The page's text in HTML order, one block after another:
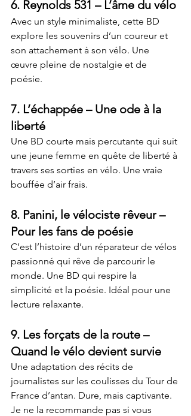
6. Reynolds 531 – L’âme du vélo
Avec un style minimaliste, cette BD
explore les souvenirs d’un coureur et
son attachement à son vélo. Une
œuvre pleine de nostalgie et de
poésie.
7. L’échappée – Une ode à la
liberté
Une BD courte mais percutante qui suit
une jeune femme en quête de liberté à
travers ses sorties en vélo. Une vraie
bouffée d’air frais.
8. Panini, le vélociste rêveur –
Pour les fans de poésie
C’est l’histoire d’un réparateur de vélos
passionné qui rêve de parcourir le
monde. Une BD qui respire la
simplicité et la poésie. Idéal pour une
lecture relaxante.
9. Les forçats de la route –
Quand le vélo devient survie
Une adaptation des récits de
journalistes sur les coulisses du Tour de
France d’antan. Dure, mais captivante.
Je ne la recommande pas si vous